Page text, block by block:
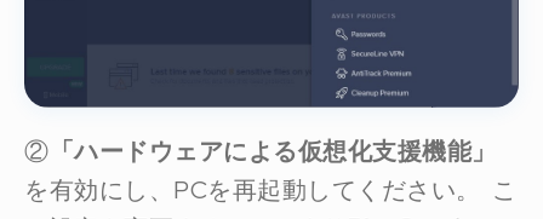
② 「ハードウェアによる仮想化支援機能」
を有効にし、PCを再起動してください。 こ